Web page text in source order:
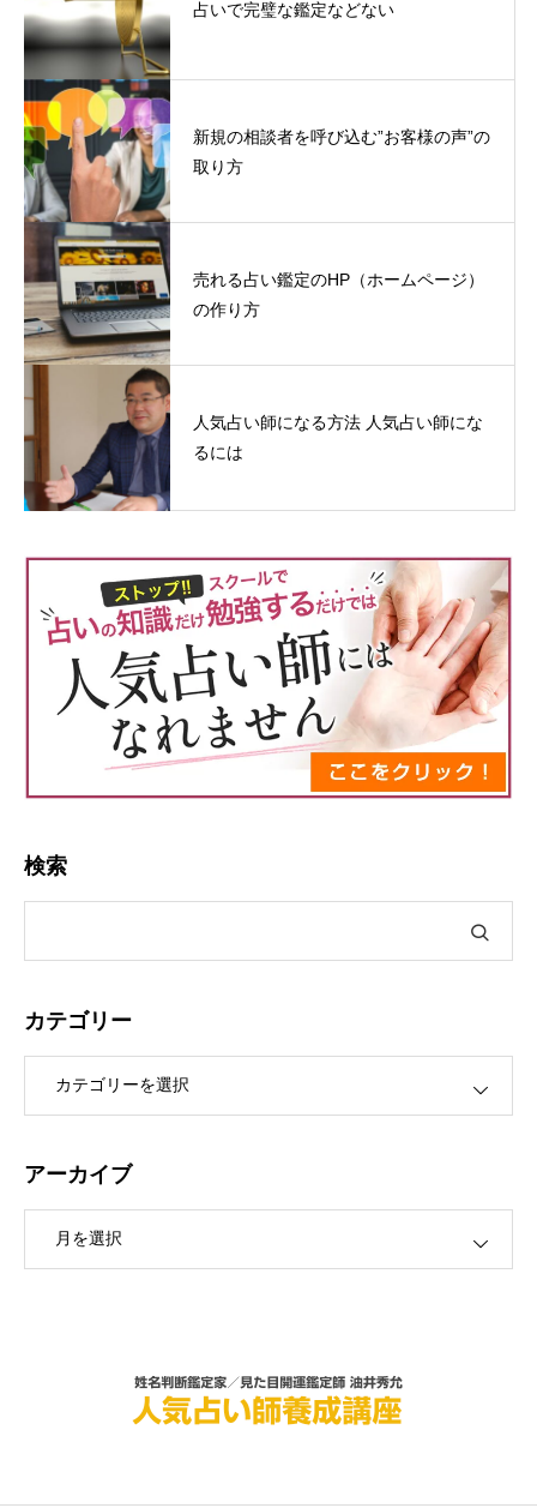
占いで完璧な鑑定などない
新規の相談者を呼び込む”お客様の声”の
取り方
売れる占い鑑定のHP（ホームページ）
の作り方
人気占い師になる方法 人気占い師にな
るには
検索
カテゴリー
アーカイブ